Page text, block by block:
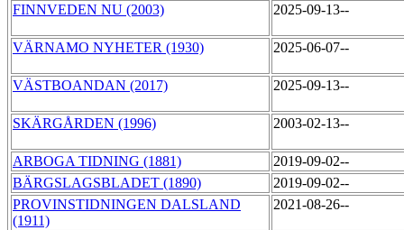
FINNVEDEN NU (2003) 2025-09-13--
VÄRNAMO NYHETER (1930) 2025-06-07--
VÄSTBOANDAN (2017) 2025-09-13--
SKÄRGÅRDEN (1996) 2003-02-13--
ARBOGA TIDNING (1881)
2019-09-02--
BÄRGSLAGSBLADET (1890)
2019-09-02--
PROVINSTIDNINGEN DALSLAND
(1911)
2021-08-26--